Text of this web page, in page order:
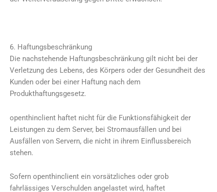
6. Haftungsbeschränkung
Die nachstehende Haftungsbeschränkung gilt nicht bei der
Verletzung des Lebens, des Körpers oder der Gesundheit des
Kunden oder bei einer Haftung nach dem
Produkthaftungsgesetz.
openthinclient haftet nicht für die Funktionsfähigkeit der
Leistungen zu dem Server, bei Stromausfällen und bei
Ausfällen von Servern, die nicht in ihrem Einflussbereich
stehen.
Sofern openthinclient ein vorsätzliches oder grob
fahrlässiges Verschulden angelastet wird, haftet